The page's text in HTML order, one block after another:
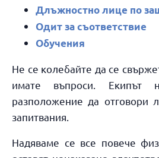
Длъжностно лице по
Одит за съответствие
Обучения
Не се колебайте да се
имате въпроси.
разположение да отговори
запитвания.
Надяваме се все повече